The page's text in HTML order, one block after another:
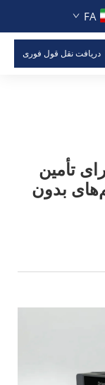
FA
دریافت نقل قول فوری
تأمین
بدون